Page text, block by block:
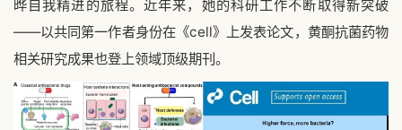
晔自我精进的旅程。近年来，她的科研工作不断取得新突破
——以共同第一作者身份在《cell》上发表论文，黄酮抗菌药物
相关研究成果也登上领域顶级期刊。